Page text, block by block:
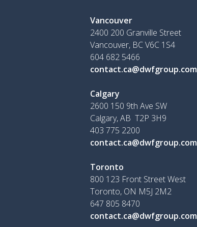
Vancouver
2400 200 Granville Street
Vancouver, BC V6C 1S4
604 682 5466
contact.ca@dwfgroup.com
Calgary
2600 150 9th Ave SW
Calgary, AB T2P 3H9
403 775 2200
contact.ca@dwfgroup.com
Toronto
800 123 Front Street West
Toronto, ON M5J 2M2
647 805 8470
contact.ca@dwfgroup.com